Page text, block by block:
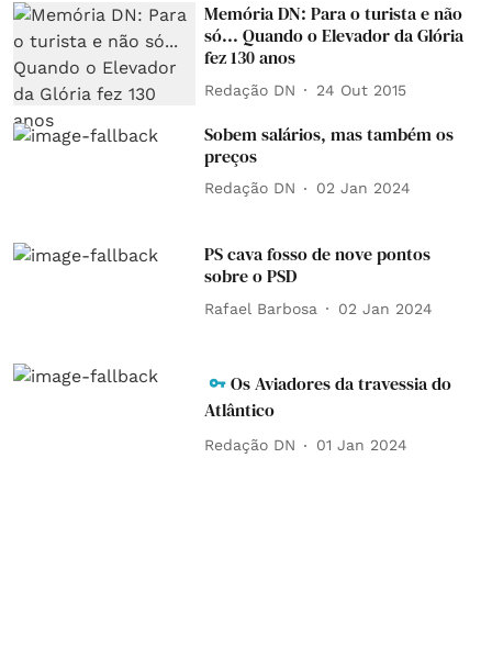
Memória DN: Para o turista e não
só... Quando o Elevador da Glória
fez 130 anos
Redação DN 24 Out 2015
Sobem salários, mas também os
preços
Redação DN 02 Jan 2024
PS cava fosso de nove pontos
sobre o PSD
Rafael Barbosa 02 Jan 2024
Os Aviadores da travessia do
Atlântico
Redação DN 01 Jan 2024